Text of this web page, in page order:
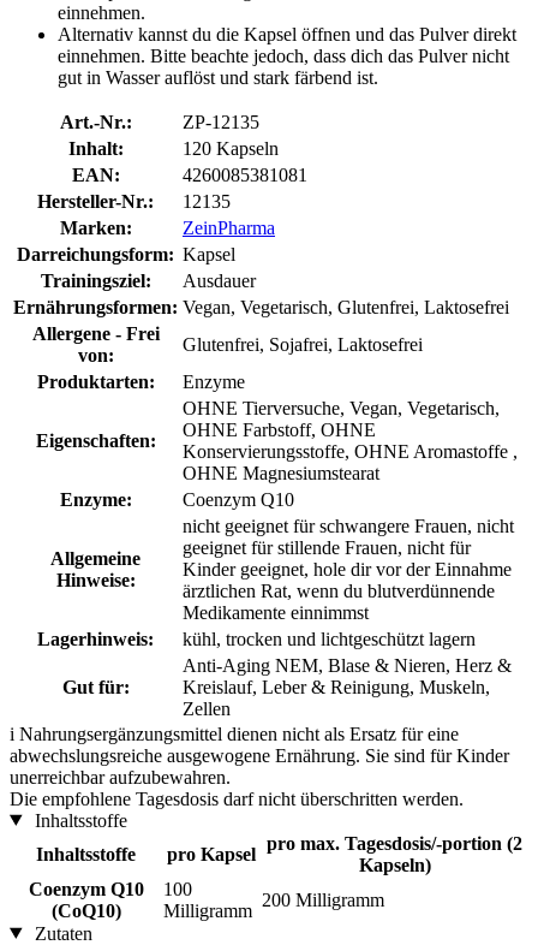
einnehmen.
Alternativ kannst du die Kapsel öffnen und das Pulver direkt
einnehmen. Bitte beachte jedoch, dass dich das Pulver nicht
gut in Wasser auflöst und stark färbend ist.
Art.-Nr.:
ZP-12135
Inhalt:
120 Kapseln
EAN:
4260085381081
Hersteller-Nr.:
12135
Marken:
ZeinPharma
Darreichungsform: Kapsel
Trainingsziel:
Ausdauer
Ernährungsformen: Vegan, Vegetarisch, Glutenfrei, Laktosefrei
Allergene - Frei
von:
Glutenfrei, Sojafrei, Laktosefrei
Produktarten:
Enzyme
Eigenschaften:
OHNE Tierversuche, Vegan, Vegetarisch,
OHNE Farbstoff, OHNE
Konservierungsstoffe, OHNE Aromastoffe ,
OHNE Magnesiumstearat
Enzyme:
Coenzym Q10
Allgemeine
Hinweise:
nicht geeignet für schwangere Frauen, nicht
geeignet für stillende Frauen, nicht für
Kinder geeignet, hole dir vor der Einnahme
ärztlichen Rat, wenn du blutverdünnende
Medikamente einnimmst
Lagerhinweis:
kühl, trocken und lichtgeschützt lagern
Gut für:
Anti-Aging NEM, Blase & Nieren, Herz &
Kreislauf, Leber & Reinigung, Muskeln,
Zellen
i Nahrungsergänzungsmittel dienen nicht als Ersatz für eine
abwechslungsreiche ausgewogene Ernährung. Sie sind für Kinder
unerreichbar aufzubewahren.
Die empfohlene Tagesdosis darf nicht überschritten werden.
Inhaltsstoffe
Inhaltsstoffe
pro Kapsel
pro max. Tagesdosis/-portion (2
Kapseln)
Coenzym Q10
(CoQ10)
100
Milligramm
200 Milligramm
Zutaten